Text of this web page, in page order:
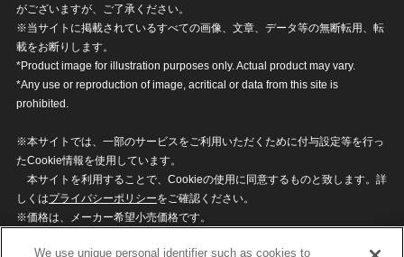
がございますが、ご了承ください。
※当サイトに掲載されているすべての画像、文章、データ等の無断転用、転
載をお断りします。
*Product image for illustration purposes only. Actual product may vary.
*Any use or reproduction of image, acritical or data from this site is
prohibited.
※本サイトでは、一部のサービスをご利用いただくために付与設定等を行っ
たCookie情報を使用しています。
本サイトを利用することで、Cookieの使用に同意するものと致します。詳
しくはプライバシーポリシーをご確認ください。
※価格は、メーカー希望小売価格です。
ざいますのでご了承ください。
We use unique personal identifier such as cookies to